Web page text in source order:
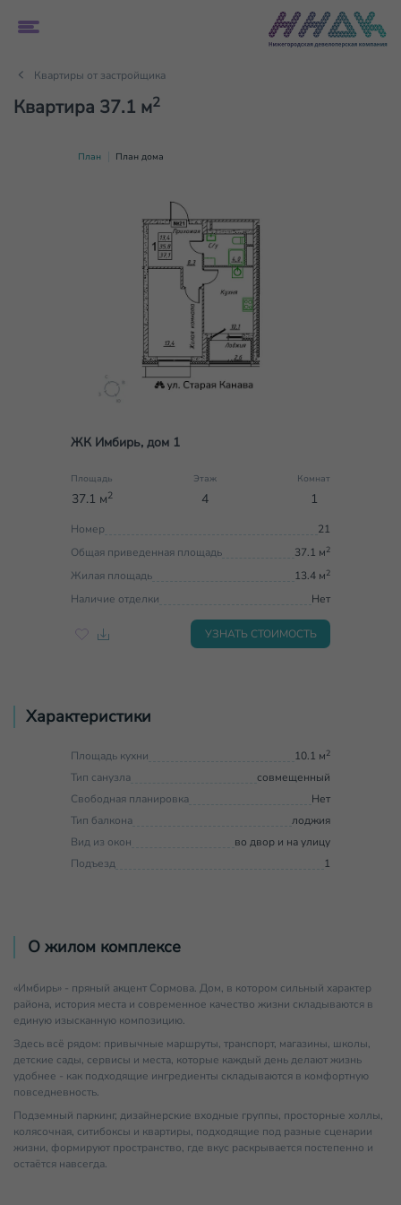
Квартиры от застройщика
Квартира 37.1 м2
План План дома
ЖК Имбирь, дом 1
Площадь
37.1 м2
Этаж
4
Комнат
1
Номер
21
Общая приведенная площадь
37.1 м2
Жилая площадь 13.4 м2
Наличие отделки Нет
УЗНАТЬ СТОИМОСТЬ
Характеристики
Площадь кухни 10.1 м2
Тип санузла
совмещенный
Свободная планировка
Нет
Тип балкона
лоджия
Вид из окон
во двор и на улицу
Подъезд
1
О жилом комплексе
«Имбирь» - пряный акцент Сормова. Дом, в котором сильный характер
района, история места и современное качество жизни складываются в
единую изысканную композицию.
Здесь всё рядом: привычные маршруты, транспорт, магазины, школы,
детские сады, сервисы и места, которые каждый день делают жизнь
удобнее - как подходящие ингредиенты складываются в комфортную
повседневность.
Подземный паркинг, дизайнерские входные группы, просторные холлы,
колясочная, ситибоксы и квартиры, подходящие под разные сценарии
жизни, формируют пространство, где вкус раскрывается постепенно и
остаётся навсегда.